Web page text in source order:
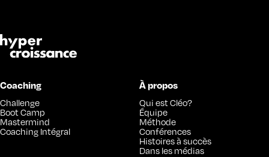
Coaching
Challenge
Boot Camp
Mastermind
Coaching Intégral
À propos
Qui est Cléo?
Équipe
Méthode
Conférences
Histoires à succès
Dans les médias